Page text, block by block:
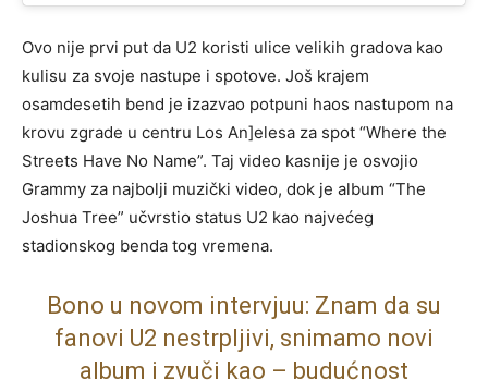
Ovo nije prvi put da U2 koristi ulice velikih gradova kao
kulisu za svoje nastupe i spotove. Još krajem
osamdesetih bend je izazvao potpuni haos nastupom na
krovu zgrade u centru Los An]elesa za spot “Where the
Streets Have No Name”. Taj video kasnije je osvojio
Grammy za najbolji muzički video, dok je album “The
Joshua Tree” učvrstio status U2 kao najvećeg
stadionskog benda tog vremena.
Bono u novom intervjuu: Znam da su
fanovi U2 nestrpljivi, snimamo novi
album i zvuči kao – budućnost